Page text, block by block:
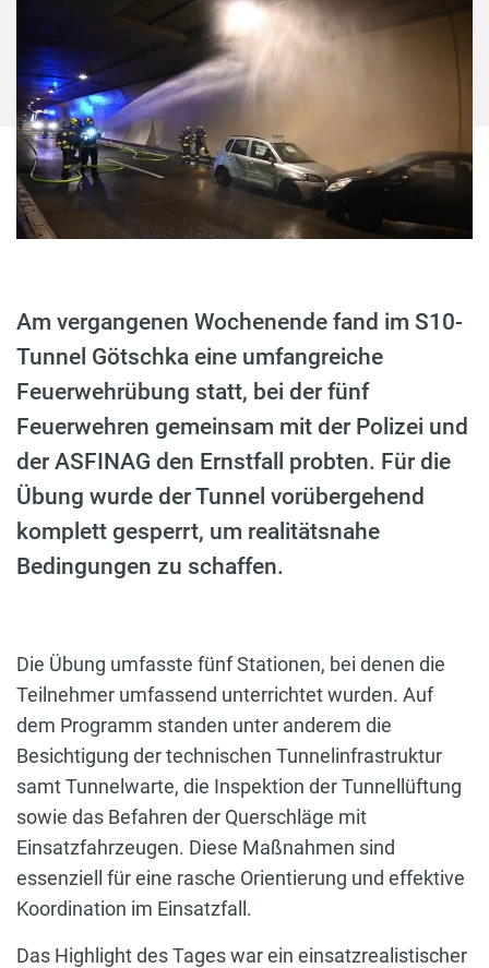
Am vergangenen Wochenende fand im S10-
Tunnel Götschka eine umfangreiche
Feuerwehrübung statt, bei der fünf
Feuerwehren gemeinsam mit der Polizei und
der ASFINAG den Ernstfall probten. Für die
Übung wurde der Tunnel vorübergehend
komplett gesperrt, um realitätsnahe
Bedingungen zu schaffen.
Die Übung umfasste fünf Stationen, bei denen die
Teilnehmer umfassend unterrichtet wurden. Auf
dem Programm standen unter anderem die
Besichtigung der technischen Tunnelinfrastruktur
samt Tunnelwarte, die Inspektion der Tunnellüftung
sowie das Befahren der Querschläge mit
Einsatzfahrzeugen. Diese Maßnahmen sind
essenziell für eine rasche Orientierung und effektive
Koordination im Einsatzfall.
Das Highlight des Tages war ein einsatzrealistischer